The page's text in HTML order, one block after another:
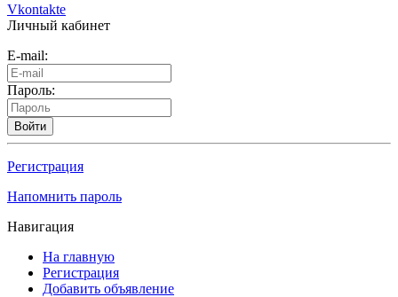
Vkontakte
Личный кабинет
E-mail:
Пароль:
Войти
Регистрация
Напомнить пароль
Навигация
На главную
Регистрация
Добавить объявление